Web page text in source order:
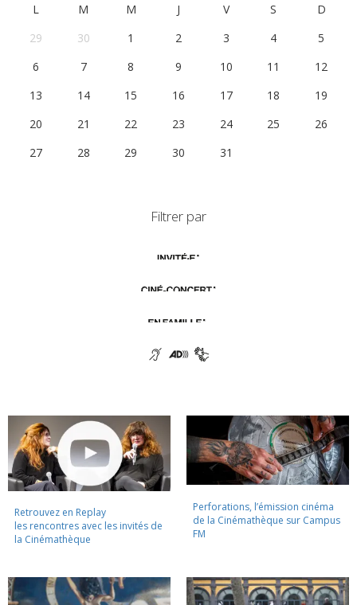
L M M J V S
D
29
30 1 2 3 4
5
6
7 8 9 10 11
12
13
14 15 16 17 18
19
20
21 22 23 24 25
26
27
28 29 30 31
Filtrer par
Retrouvez en Replay
les rencontres avec les invités de
la Cinémathèque
Perforations, l’émission cinéma
de la Cinémathèque sur Campus
FM